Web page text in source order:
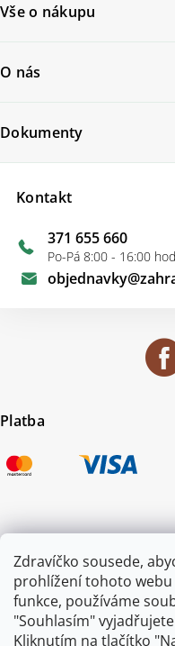
Zdravíčko sousede,
prohlížení tohoto webu
funkce, používáme
"Souhlasím"
Kliknutím na tlačítko
Vše o nákupu
O nás
Kontakt
objednavky@
371 655 660
Po-Pá 8:00 - 16:00
Dokumenty
Platba
Certifikace